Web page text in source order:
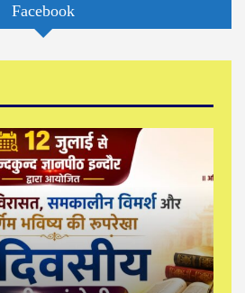
Facebook